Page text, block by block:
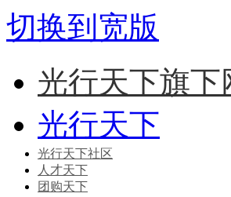
切换到宽版
光行天下旗下
光行天下
光行天下社区
人才天下
团购天下